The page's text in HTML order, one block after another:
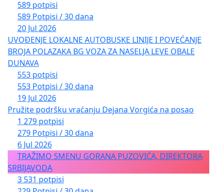
589 potpisi
589 Potpisi / 30 dana
20 Jul 2026
UVOĐENJE LOKALNE AUTOBUSKE LINIJE I POVEĆANJE
BROJA POLAZAKA BG VOZA ZA NASELJA LEVE OBALE
DUNAVA
553 potpisi
553 Potpisi / 30 dana
19 Jul 2026
Pružite podršku vraćanju Dejana Vorgića na posao
1 279 potpisi
279 Potpisi / 30 dana
6 Jul 2026
TRAŽIMO SMENU GORANA PUZOVIĆA, DIREKTORA
SRBIJAVODA
3 531 potpisi